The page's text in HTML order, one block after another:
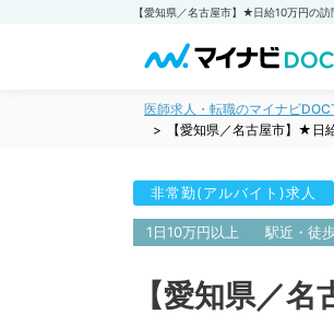
医師求人・転職のマイナビ
【愛知県／名古屋市】★日
非常勤(アルバイト)求人
1日10万円以上 駅近・徒
【愛知県／